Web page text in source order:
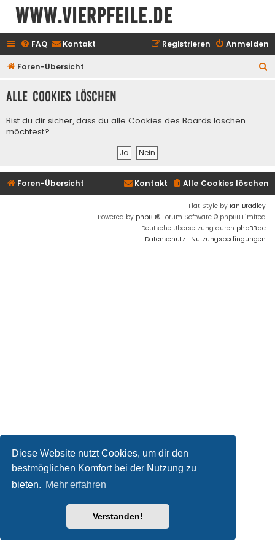
Diese Website nutzt Cookies, um dir den
bestmöglichen Komfort bei der Nutzung zu
bieten. Mehr erfahren
Verstanden!
www.vierpfeile.de
FAQ Kontakt Anmelden
Registrieren
Foren-Übersicht
h
Alle Cookies löschen
Bist du dir sicher, dass du alle Cookies des Boards löschen
möchtest?
Foren-Übersicht Alle Cookies löschen
Kontakt
Flat Style by Ian Bradley
Powered by phpBB® Forum Software © phpBB Limited
Deutsche Übersetzung durch phpBB.de
Datenschutz | Nutzungsbedingungen